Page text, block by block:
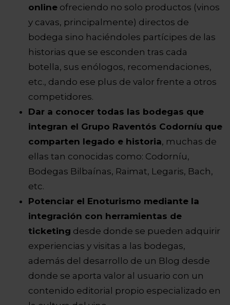
online ofreciendo no solo productos (vinos
y cavas, principalmente) directos de
bodega sino haciéndoles partícipes de las
historias que se esconden tras cada
botella, sus enólogos, recomendaciones,
etc., dando ese plus de valor frente a otros
competidores.
Dar a conocer todas las bodegas que
integran el Grupo Raventós Codorníu que
comparten legado e historia, muchas de
ellas tan conocidas como: Codorníu,
Bodegas Bilbaínas, Raimat, Legaris, Bach,
etc.
Potenciar el Enoturismo mediante la
integración con herramientas de
ticketing desde donde se pueden adquirir
experiencias y visitas a las bodegas,
además del desarrollo de un Blog desde
donde se aporta valor al usuario con un
contenido editorial propio especializado en